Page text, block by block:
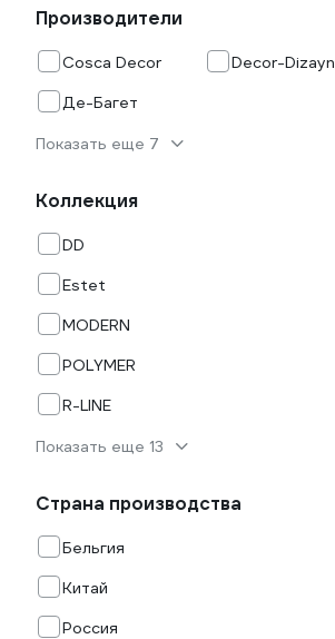
Производители
Cosca Decor
Decor-Dizayn
Де-Багет
Показать еще 7
Коллекция
DD
Estet
MODERN
POLYMER
R-LINE
Показать еще 13
Страна производства
Бельгия
Китай
Россия